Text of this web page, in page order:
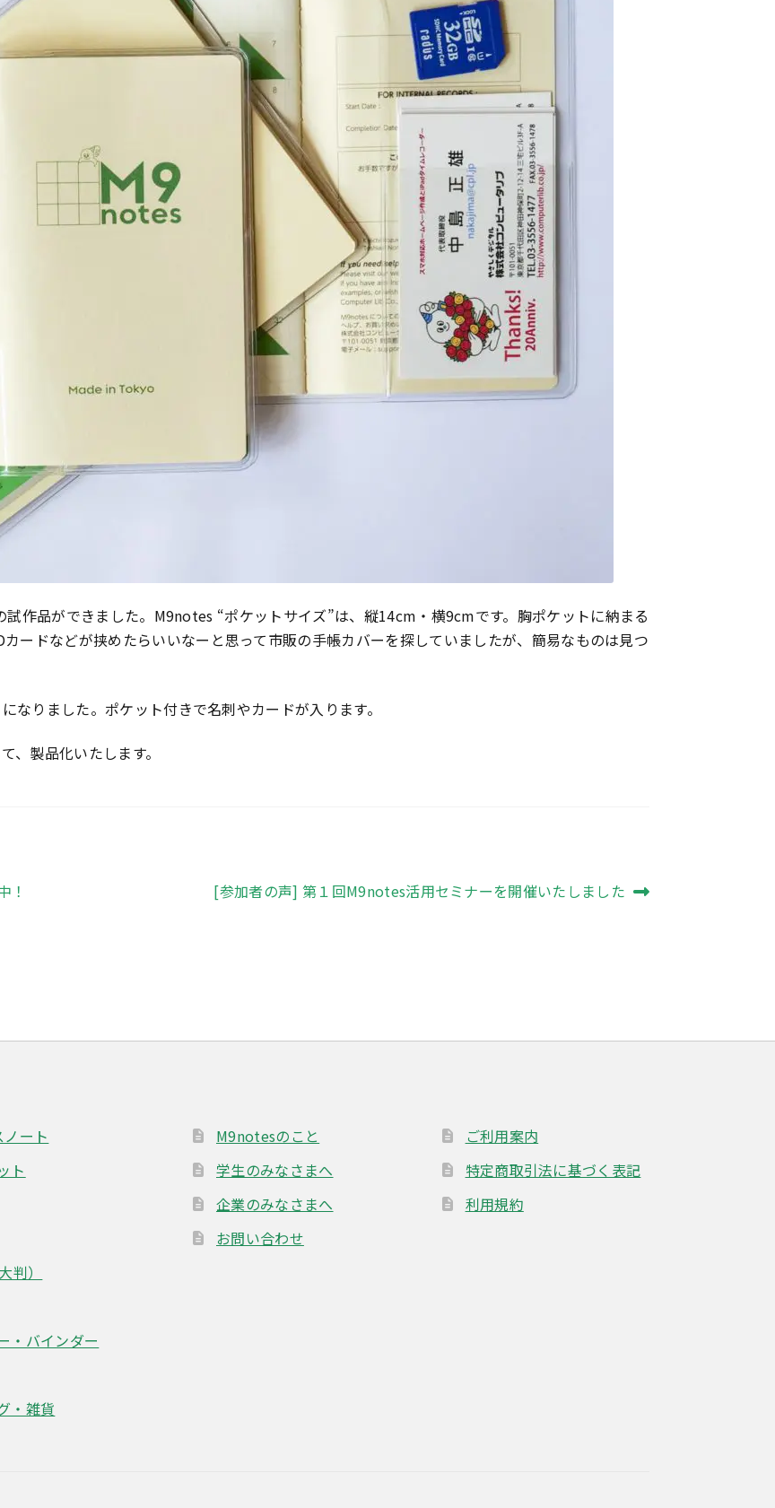
作品ができました。M9notes “ポケットサイズ”は、縦14cm・横9cmです。胸ポケットに納まる
ードなどが挟めたらいいなーと思って市販の手帳カバーを探していましたが、簡易なものは見つ
りました。ポケット付きで名刺やカードが入ります。
、製品化いたします。
！
次
[参加者の声] 第１回M9notes活用セミナーを開催いたしました
ート
ト
判）
・バインダー
・雑貨
M9notesのこと
学生のみなさまへ
企業のみなさまへ
お問い合わせ
ご利用案内
特定商取引法に基づく表記
利用規約